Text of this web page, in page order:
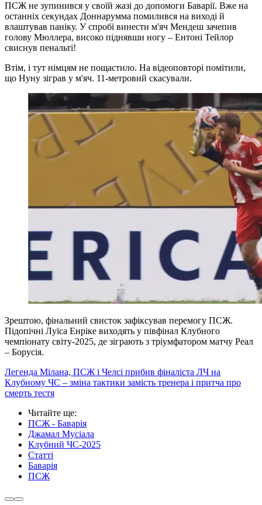
ПСЖ не зупинився у своїй жазі до допомоги Баварії. Вже на
останніх секундах Доннарумма помилився на виході й
влаштував паніку. У спробі винести м'яч Мендеш зачепив
голову Мюллера, високо піднявши ногу – Ентоні Тейлор
свиснув пенальті!
Втім, і тут німцям не пощастило. На відеоповторі помітили,
що Нуну зіграв у м'яч. 11-метровий скасували.
Зрештою, фінальний свисток зафіксував перемогу ПСЖ.
Підопічні Луїса Енріке виходять у півфінал Клубного
чемпіонату світу-2025, де зіграють з тріумфатором матчу Реал
– Борусія.
Легенда Мілана, ПСЖ і Челсі прибив фіналіста ЛЧ на
Клубному ЧС – зміна тактики замість тренера і притча про
смерть тестя
Читайте ще:
ПСЖ - Баварія
Джамал Мусіала
Клубний ЧС-2025
Статті
Баварія
ПСЖ